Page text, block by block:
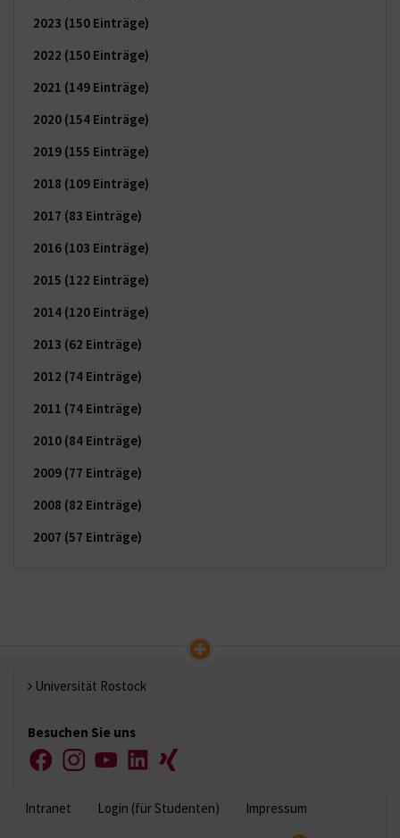
2023 (150 Einträge)
2022 (150 Einträge)
2021 (149 Einträge)
2020 (154 Einträge)
2019 (155 Einträge)
2018 (109 Einträge)
2017 (83 Einträge)
2016 (103 Einträge)
2015 (122 Einträge)
2014 (120 Einträge)
2013 (62 Einträge)
2012 (74 Einträge)
2011 (74 Einträge)
2010 (84 Einträge)
2009 (77 Einträge)
2008 (82 Einträge)
2007 (57 Einträge)
Universität Rostock
Besuchen Sie uns
FacebookInstagramYouTubeLinkedIn
Xing
Intranet Login (für Studenten) Impressum